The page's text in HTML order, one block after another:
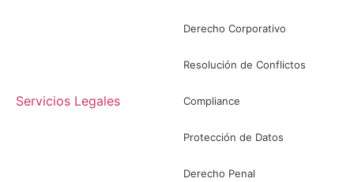
Servicios Legales
Derecho Corporativo
Resolución de Conflictos
Compliance
Protección de Datos
Derecho Penal